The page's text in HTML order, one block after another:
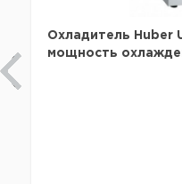
Охладитель Huber
мощность